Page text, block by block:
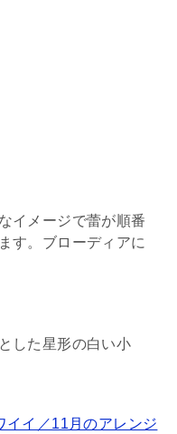
イメージで蕾が順番
す。ブローディアに
した星形の白い小
イイ／11月のアレンジ